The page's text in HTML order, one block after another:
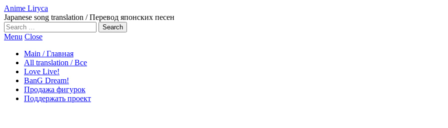
Anime Liryca
Japanese song translation / Перевод японских песен
Search
on:
Menu Close
Main / Главная
All translation / Все
Love Live!
BanG Dream!
Продажа фигурок
Поддержать проект